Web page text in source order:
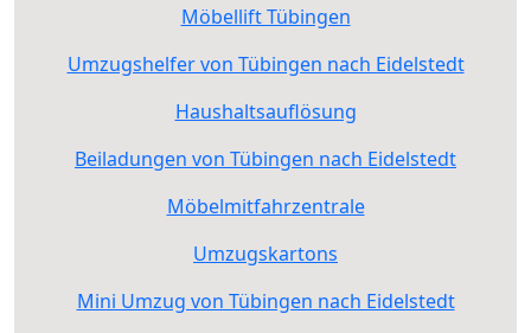
Möbellift Tübingen
Umzugshelfer von Tübingen nach Eidelstedt
Haushaltsauflösung
Beiladungen von Tübingen nach Eidelstedt
Möbelmitfahrzentrale
Umzugskartons
Mini Umzug von Tübingen nach Eidelstedt